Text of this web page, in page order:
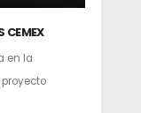
CEMEX
en la